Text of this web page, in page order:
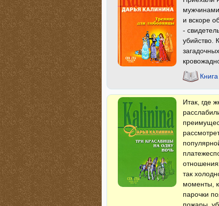
и вскоре
-
убийство.
Итак, где
так
моменты,
парочки